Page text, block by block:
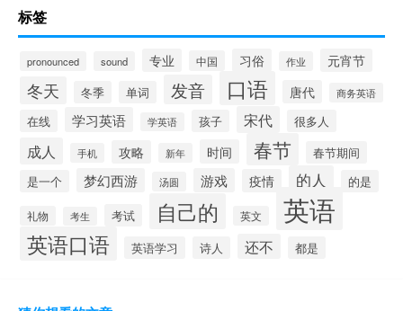
标签
pronounced sound 专业 中国 习俗 作业 元宵节
冬天 冬季 单词 发音 口语 唐代 商务英语
在线 学习英语 学英语 孩子 宋代 很多人
成人 手机 攻略 新年 时间 春节
春节期间
是一个
梦幻西游 汤圆 游戏 疫情 的人 的是
礼物 考生 考试 自己的 英文 英语
英语口语 英语学习 诗人 还不 都是